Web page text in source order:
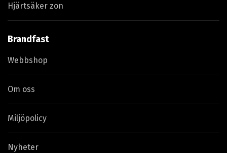
Hjärtsäker zon
Brandfast
Webbshop
Om oss
Miljöpolicy
Nyheter